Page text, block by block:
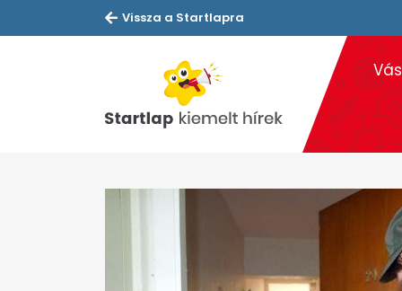
Vissza a Startlapra